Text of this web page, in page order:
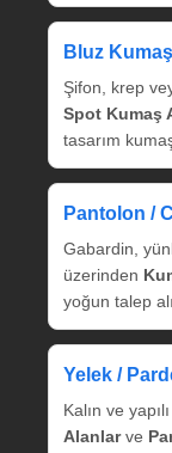
Bluz
Şifon, krep
Spot Kumaş
tasarım
Pantolon /
Gabardin,
üzerinden
yoğun talep
Yelek /
Kalın ve
Alanlarve